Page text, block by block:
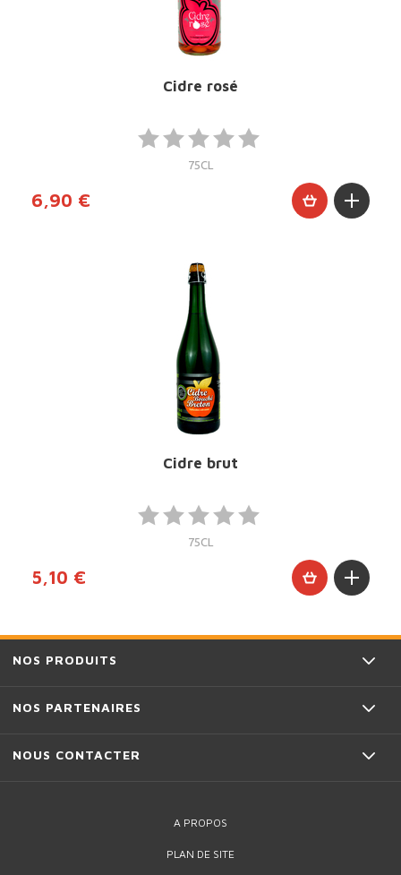
Cidre rosé
75CL
6,90 €
Cidre brut
75CL
5,10 €
NOS PRODUITS
NOS PARTENAIRES
NOUS CONTACTER
A PROPOS
PLAN DE SITE